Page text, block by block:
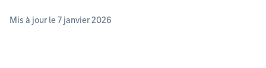
Mis à jour le 7 janvier 2026